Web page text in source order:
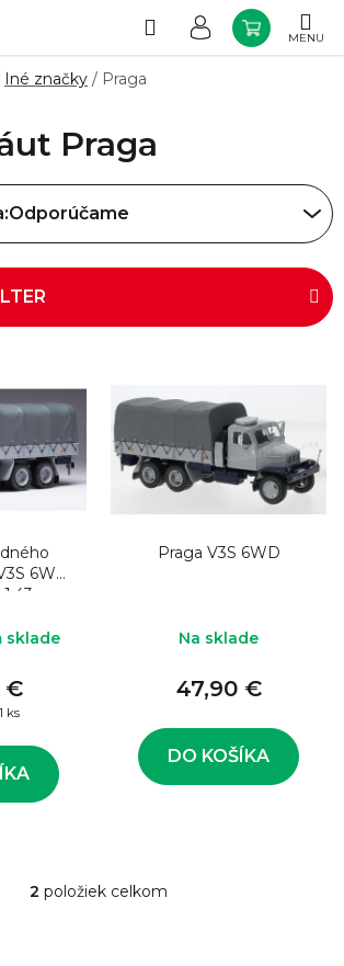
Hľadať
KOŠÍK
Iné značky / Praga
Praga
Odporúčame
6WD
sklade
€
ks
Praga V3S 6WD
Na sklade
47,90 €
DO KOŠÍKA
O
2 položiek celkom